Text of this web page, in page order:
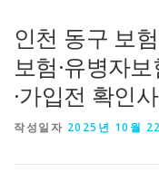
인천 동구 보
보험·유병자
·가입전 확인
작성일자 2025년 10월